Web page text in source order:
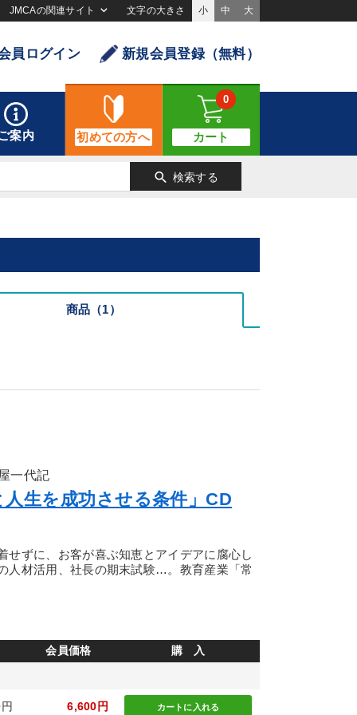
JMCAの関連サイト 文字の大きさ 小 中 大
員ログイン 新規会員登録（無料）
案内 初めての方へ カート
0
search 検索する
商品（1）
一代記
生を成功させる条件」CD
せずに、お客が喜ぶ知恵とアイデアに腐心し
人材活用、社長の期末試験…。教育産業「常
会員価格 購 入
6,600円 カートに 入れる